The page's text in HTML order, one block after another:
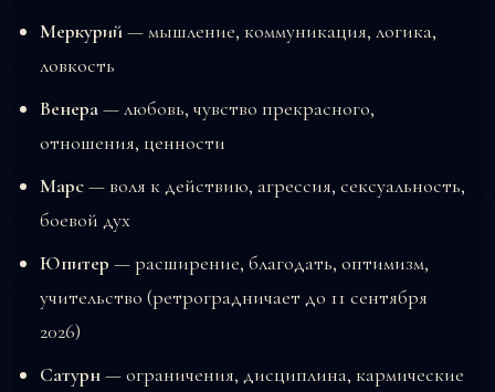
Меркурий— мышление, коммуникация, логика,
ловкость
Венера— любовь, чувство прекрасного,
отношения, ценности
Марс— воля к действию, агрессия, сексуальность,
боевой дух
Юпитер — расширение, благодать, оптимизм,
учительство (ретроградничает до 11 сентября
2026)
Сатурн— ограничения, дисциплина, кармические